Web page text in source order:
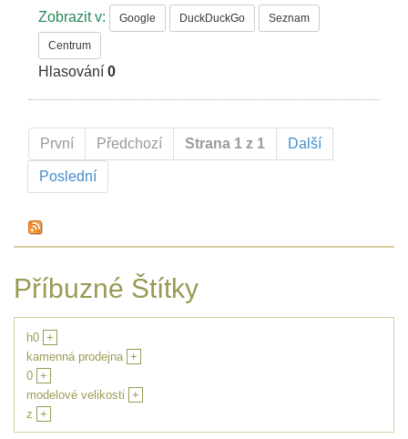
Zobrazit v: Google DuckDuckGo Seznam
Centrum
Hlasování0
První Předchozí Strana 1 z 1 Další
Poslední
Příbuzné Štítky
h0 +
kamenná prodejna +
0 +
modelové velikosti +
z +